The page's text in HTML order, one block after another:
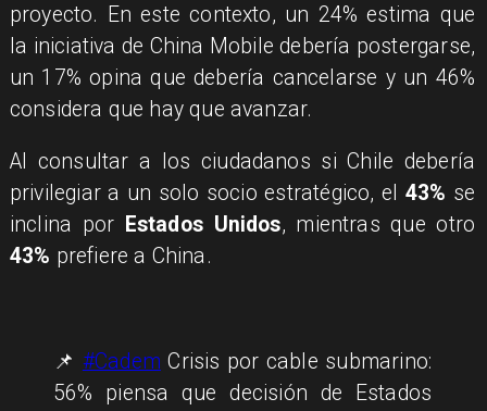
proyecto. En este contexto, un 24% estima que
la iniciativa de China Mobile debería postergarse,
un 17% opina que debería cancelarse y un 46%
considera que hay que avanzar.
Al consultar a los ciudadanos si Chile debería
privilegiar a un solo socio estratégico, el 43% se
inclina por Estados Unidos, mientras que otro
43% prefiere a China.
📌 #Cadem Crisis por cable submarino:
56% piensa que decisión de Estados